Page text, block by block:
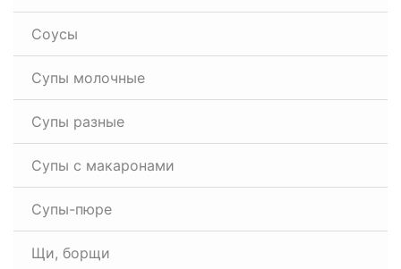
Соусы
Супы молочные
Супы разные
Супы с макаронами
Супы-пюре
Щи, борщи